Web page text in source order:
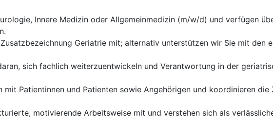
Innere Medizin oder Allgemeinmedizin (m/w/d) und verfügen
Geriatrie mit; alternativ unterstützen wir Sie mit den
sich fachlich weiterzuentwickeln und Verantwortung in der
mit Patientinnen und Patienten sowie Angehörigen und koordinieren die
motivierende Arbeitsweise mit und verstehen sich als